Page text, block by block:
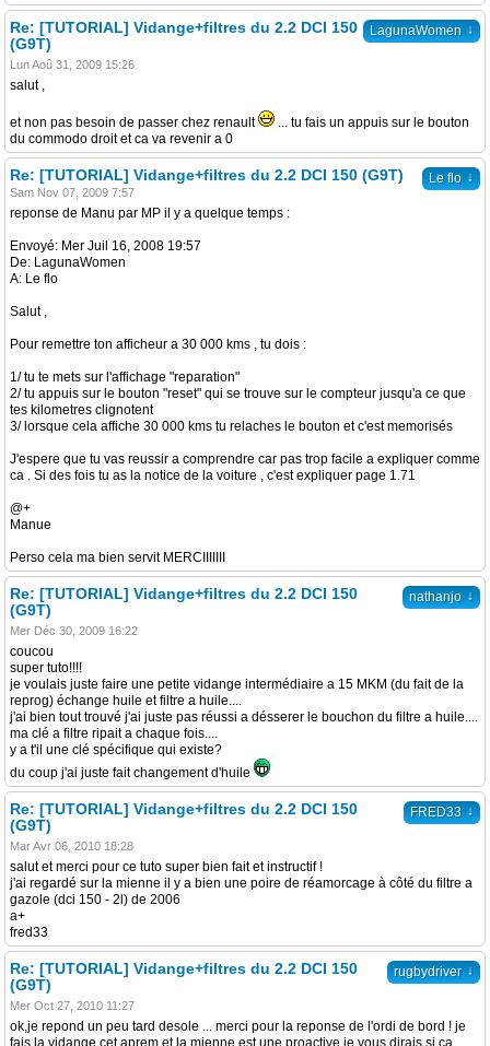
LagunaWomen ↓
Re: [TUTORIAL] Vidange+filtres du 2.2 DCI 150
(G9T)
Lun Aoû 31, 2009 15:26
salut ,
et non pas besoin de passer chez renault
... tu fais un appuis sur le bouton
du commodo droit et ca va revenir a 0
Le flo ↓
Re: [TUTORIAL] Vidange+filtres du 2.2 DCI 150 (G9T)
Sam Nov 07, 2009 7:57
reponse de Manu par MP il y a quelque temps :
Envoyé: Mer Juil 16, 2008 19:57
De: LagunaWomen
A: Le flo
Salut ,
Pour remettre ton afficheur a 30 000 kms , tu dois :
1/ tu te mets sur l'affichage "reparation"
2/ tu appuis sur le bouton "reset" qui se trouve sur le compteur jusqu'a ce que
tes kilometres clignotent
3/ lorsque cela affiche 30 000 kms tu relaches le bouton et c'est memorisés
J'espere que tu vas reussir a comprendre car pas trop facile a expliquer comme
ca . Si des fois tu as la notice de la voiture , c'est expliquer page 1.71
@+
Manue
Perso cela ma bien servit MERCIIIIIII
nathanjo ↓
Re: [TUTORIAL] Vidange+filtres du 2.2 DCI 150
(G9T)
Mer Déc 30, 2009 16:22
coucou
super tuto!!!!
je voulais juste faire une petite vidange intermédiaire a 15 MKM (du fait de la
reprog) échange huile et filtre a huile....
j'ai bien tout trouvé j'ai juste pas réussi a désserer le bouchon du filtre a huile....
ma clé a filtre ripait a chaque fois....
y a t'il une clé spécifique qui existe?
du coup j'ai juste fait changement d'huile
FRED33 ↓
Re: [TUTORIAL] Vidange+filtres du 2.2 DCI 150
(G9T)
Mar Avr 06, 2010 18:28
salut et merci pour ce tuto super bien fait et instructif !
j'ai regardé sur la mienne il y a bien une poire de réamorcage à côté du filtre a
gazole (dci 150 - 2l) de 2006
a+
fred33
rugbydriver ↓
Re: [TUTORIAL] Vidange+filtres du 2.2 DCI 150
(G9T)
Mer Oct 27, 2010 11:27
ok,je repond un peu tard desole ... merci pour la reponse de l'ordi de bord ! je
fais la vidange cet aprem et la mienne est une proactive,je vous dirais si ca